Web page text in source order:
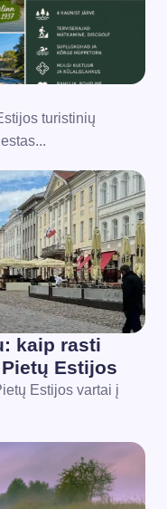
turistinių
kaip rasti
Estijos
Estijos vartai į